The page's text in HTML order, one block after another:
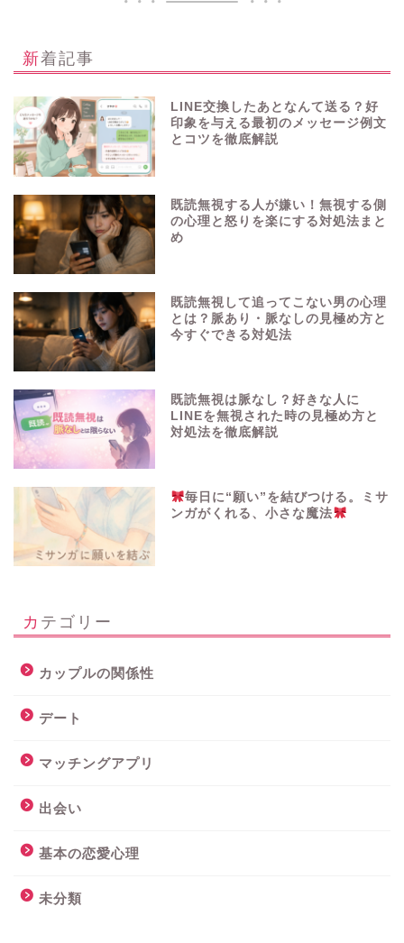
新着記事
LINE交換したあとなんて送る？好
印象を与える最初のメッセージ例文
とコツを徹底解説
既読無視する人が嫌い！無視する側
の心理と怒りを楽にする対処法まと
め
既読無視して追ってこない男の心理
とは？脈あり・脈なしの見極め方と
今すぐできる対処法
既読無視は脈なし？好きな人に
LINEを無視された時の見極め方と
対処法を徹底解説
毎日に“願い”を結びつける。ミサ
ンガがくれる、小さな魔法
カテゴリー
カップルの関係性
デート
マッチングアプリ
出会い
基本の恋愛心理
未分類